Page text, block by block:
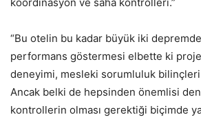
koordinasyon ve saha kontrolleri.”
“Bu otelin bu kadar büyük iki
performans göstermesi elbette ki
deneyimi, mesleki sorumluluk bilinçleri
Ancak belki de hepsinden önemlisi
kontrollerin olması gerektiği biçimde